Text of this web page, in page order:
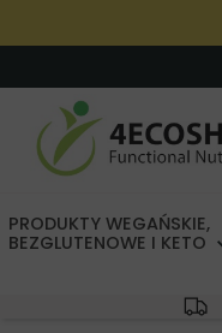
PRODUKTY WEGAŃSKIE,
BEZGLUTENOWE I KETO